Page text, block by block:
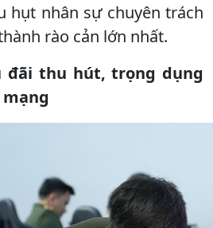
hụt nhân sự chuyên trách
rào cản lớn nhất.
đãi thu hút, trọng dụng